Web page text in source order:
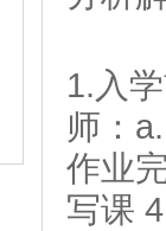
1.入
师：
作业
写课